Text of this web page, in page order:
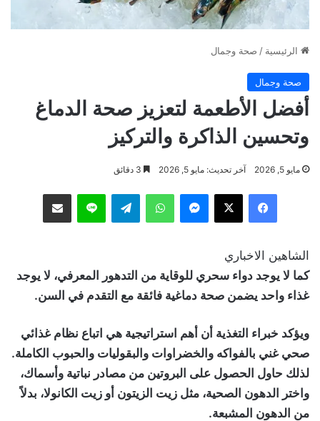
الرئيسية / صحة وجمال
صحة وجمال
أفضل الأطعمة لتعزيز صحة الدماغ
وتحسين الذاكرة والتركيز
مايو 5, 2026 آخر تحديث: مايو 5, 2026
فيسبوك ‫X ماسنجر واتساب تيلقرام لاين مشاركة عبر البريد
الشاهين الاخباري
كما لا يوجد دواء سحري للوقاية من التدهور المعرفي، لا يوجد
غذاء واحد يضمن صحة دماغية فائقة مع التقدم في السن.
ويؤكد خبراء التغذية أن أهم استراتيجية هي اتباع نظام غذائي
صحي غني بالفواكه والخضراوات والبقوليات والحبوب الكاملة.
لذلك حاول الحصول على البروتين من مصادر نباتية وأسماك،
واختر الدهون الصحية، مثل زيت الزيتون أو زيت الكانولا، بدلاً
من الدهون المشبعة.